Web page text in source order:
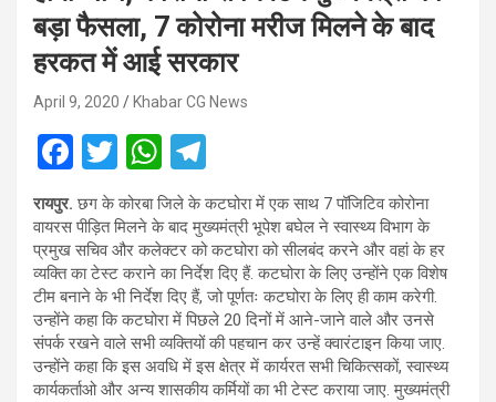
बड़ा फैसला, 7 कोरोना मरीज मिलने के बाद
हरकत में आई सरकार
April 9, 2020 Khabar CG News
F
a
ce
b
o
o
k
T
wi
tt
er
W
h
at
s
A
p
p
el
e
gr
a
m
रायपुर. छग के कोरबा जिले के कटघोरा में एक साथ 7 पॉजिटिव कोरोना
वायरस पीड़ित मिलने के बाद मुख्यमंत्री भूपेश बघेल ने स्वास्थ्य विभाग के
प्रमुख सचिव और कलेक्टर को कटघोरा को सीलबंद करने और वहां के हर
व्यक्ति का टेस्ट कराने का निर्देश दिए हैं. कटघोरा के लिए उन्होंने एक विशेष
टीम बनाने के भी निर्देश दिए हैं, जो पूर्णतः कटघोरा के लिए ही काम करेगी.
उन्होंने कहा कि कटघोरा में पिछले 20 दिनों में आने-जाने वाले और उनसे
संपर्क रखने वाले सभी व्यक्तियों की पहचान कर उन्हें क्वारंटाइन किया जाए.
उन्होंने कहा कि इस अवधि में इस क्षेत्र में कार्यरत सभी चिकित्सकों, स्वास्थ्य
कार्यकर्ताओ और अन्य शासकीय कर्मियों का भी टेस्ट कराया जाए. मुख्यमंत्री